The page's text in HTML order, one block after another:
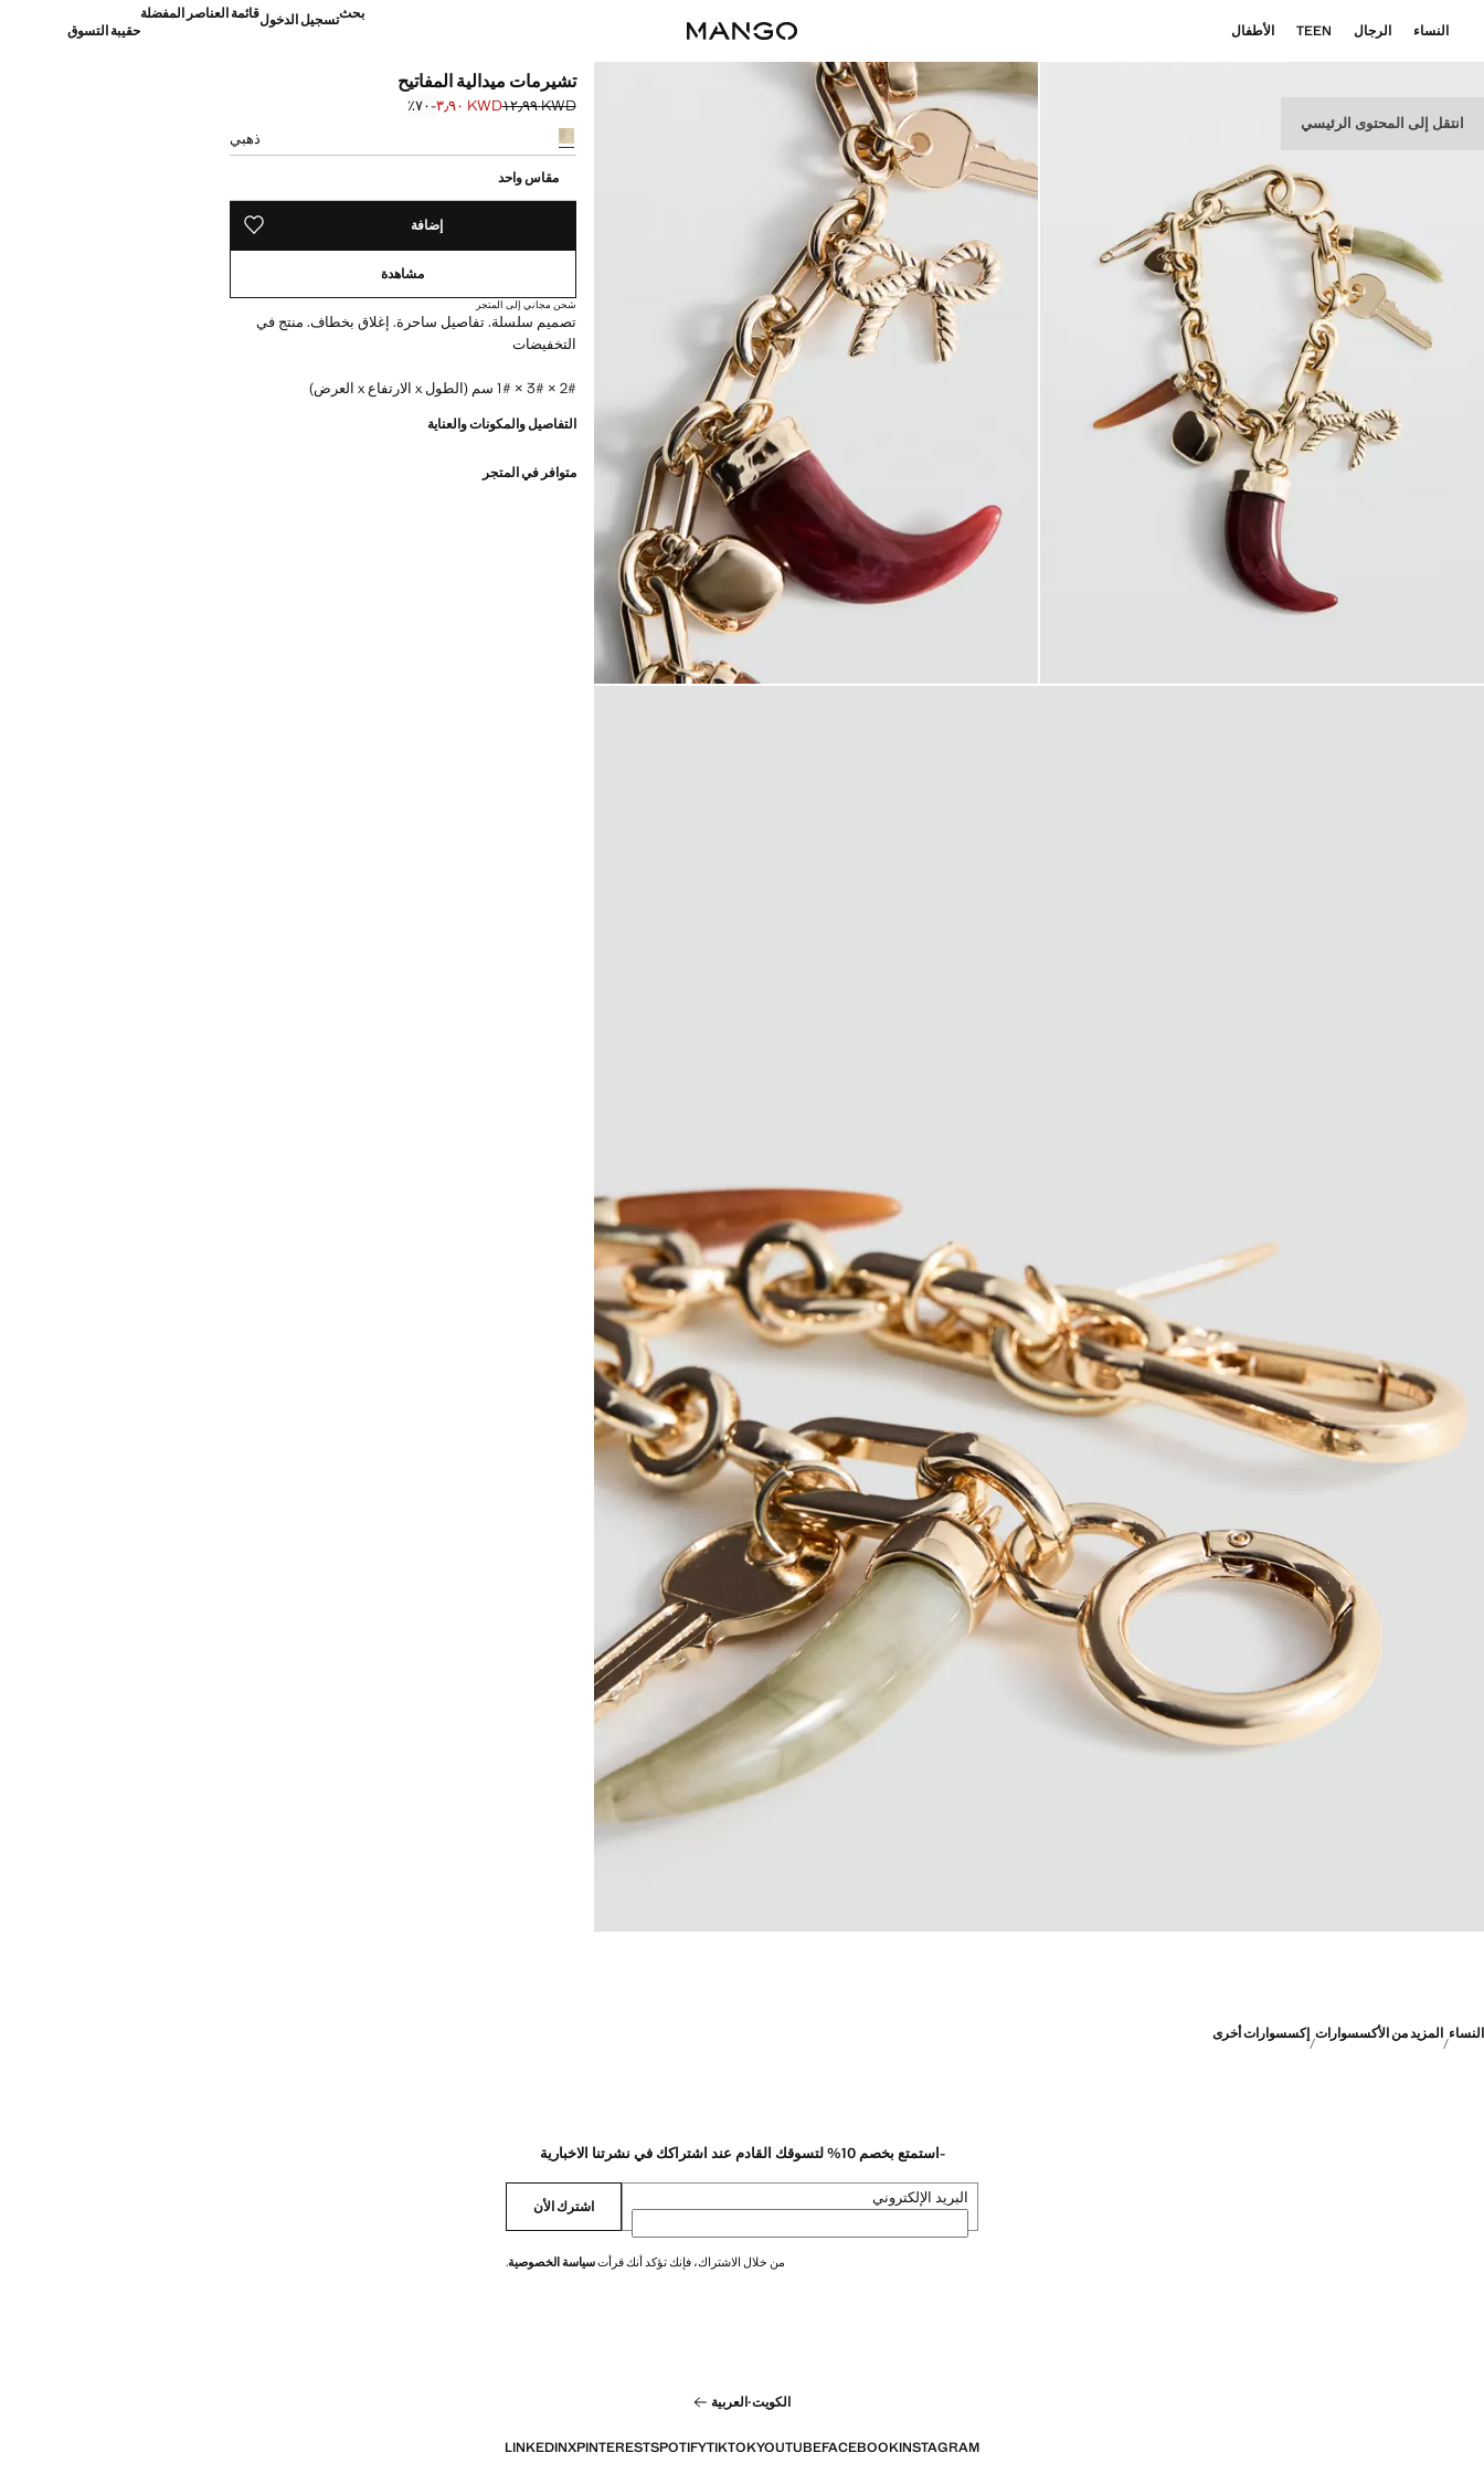
انتقل إلى المحتوى الرئيسي
النساء الرجال TEEN الأطفال
بحثتسجيل الدخولقائمة العناصر المفضلة
حقيبة التسوق
تشيرمات ميدالية المفاتيح
السعر الأول محذوف [KWD ١٢٫٩٩ ]
KWD ١٢٫٩٩
السعر الحالي [KWD ٣٫٩٠ ]KWD ٣٫٩٠
؜-٧٠٪؜
حدد اللون
ذهبي
مقاس واحد
إضافة حفظه في قائمة منتجاتك المفضلة
مشاهدة
شحن مجاني إلى المتجر
تصميم سلسلة. تفاصيل ساحرة. إغلاق بخطاف. منتج في
التخفيضات
2# × 3# × 1# سم (الطول x الارتفاع x العرض)
التفاصيل والمكونات والعناية
متوافر في المتجر
النساء المزيد من الأكسسوارات إكسسوارات أخرى
-استمتع بخصم 10% لتسوقك القادم عند اشتراكك في نشرتنا الاخبارية
البريد الإلكتروني اشترك الأن
من خلال الاشتراك، فإنك تؤكد أنك قرأتسياسة الخصوصية.
الكويت·العربية
INSTAGRAM
FACEBOOK
YOUTUBE
TIKTOK
SPOTIFY
PINTEREST
X
LINKEDIN